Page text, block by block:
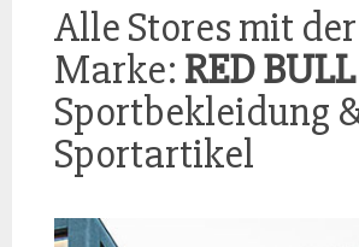
Alle Stores mit der
Marke: RED BULL
Sportbekleidung
Sportartikel